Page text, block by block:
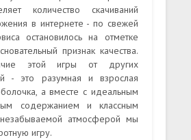
количество скачиваний
в интернете - по свежей
остановилось на отметке
признак качества.
этой игры от других
- это разумная и взрослая
а вместе с идеальным
содержанием и классным
атмосферой мы
игру.